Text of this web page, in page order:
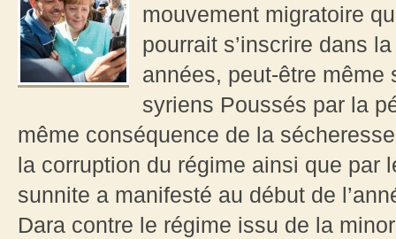
mouvement migratoire
pourrait s’inscrire dans
années, peut-être
syriens Poussés par la
même conséquence de la
la corruption du régime ainsi que par
sunnite a manifesté au début de
Dara contre le régime issu de la